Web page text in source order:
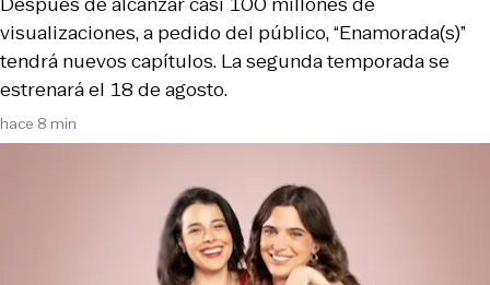
hace 8 min
visualizaciones, a pedido del público, “Enamorada(s)”
tendrá nuevos capítulos. La segunda temporada se
estrenará el 18 de agosto.